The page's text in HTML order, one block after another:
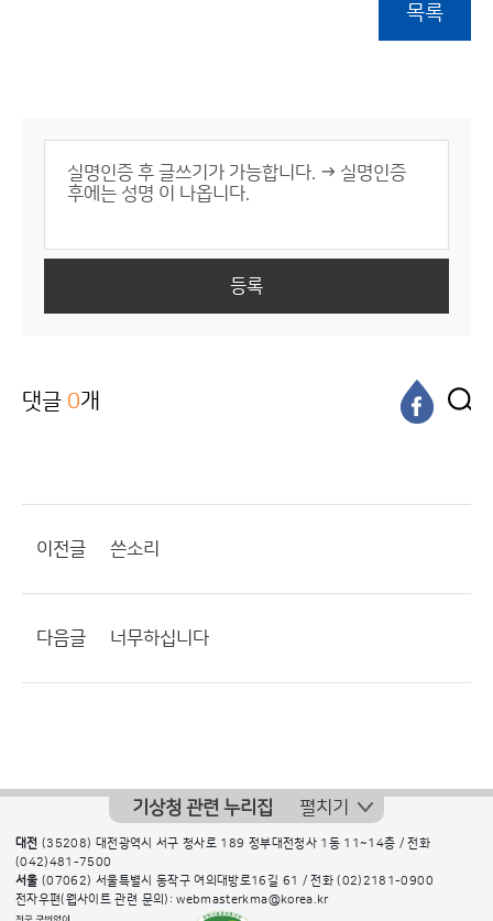
목록
등록
댓글 0개
이전글 쓴소리
다음글 너무하십니다
기상청 관련 누리집 펼치기
대전 (35208) 대전광역시 서구 청사로 189 정부대전청사 1동 11~14층 / 전화
(042)481-7500
서울 (07062) 서울특별시 동작구 여의대방로16길 61 / 전화(02)2181-0900
전자우편(웹사이트 관련 문의): webmasterkma@korea.kr